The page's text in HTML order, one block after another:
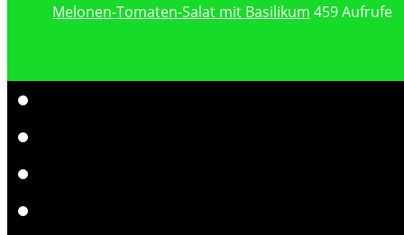
Melonen-Tomaten-Salat mit Basilikum 459 Aufrufe